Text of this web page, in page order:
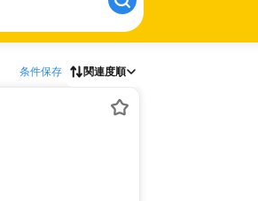
条件保存 関連度順